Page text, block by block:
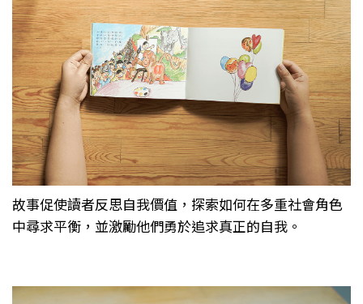
故事促使讀者反思自我價值，探索如何在多重社會角色
中尋求平衡，並激勵他們勇於追求真正的自我。